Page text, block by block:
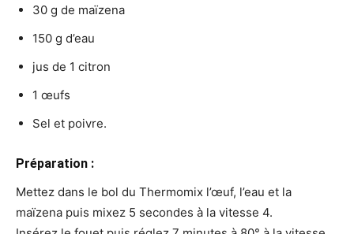
30 g de maïzena
150 g d’eau
jus de 1 citron
1 œufs
Sel et poivre.
Préparation :
Mettez dans le bol du Thermomix l’œuf, l’eau et la
maïzena puis mixez 5 secondes à la vitesse 4.